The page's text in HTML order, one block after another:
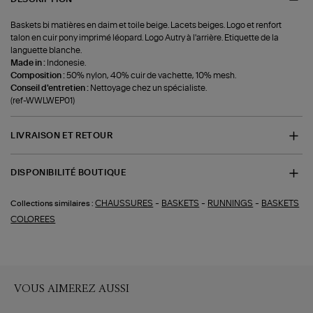
Baskets bi matières en daim et toile beige. Lacets beiges. Logo et renfort
talon en cuir pony imprimé léopard. Logo Autry à l'arrière. Etiquette de la
languette blanche.
Made in : Indonesie.
Composition :50% nylon, 40% cuir de vachette, 10% mesh.
Conseil d'entretien : Nettoyage chez un spécialiste.
(ref-WWLWEP01)
LIVRAISON ET RETOUR
DISPONIBILITÉ BOUTIQUE
Collections similaires : CHAUSSURES - BASKETS - RUNNINGS - BASKETS
COLOREES
VOUS AIMEREZ AUSSI